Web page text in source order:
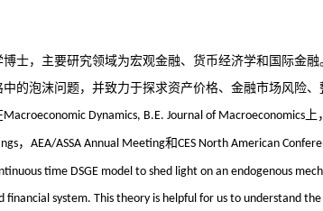
士，主要研究领域为宏观金融、货币经济学和国际金
的泡沫问题，并致力于探求资产价格、金融市场风险、
Macroeconomic Dynamics, B.E. Journal of Macroeconomics
， AEA/ASSA Annual Meeting和CES North American
time DSGE model to shed light on an endogenous
system. This theory is helpful for us to understand